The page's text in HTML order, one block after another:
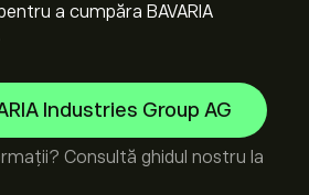
a cumpăra BAVARIA
Industries Group AG
Consultă ghidul nostru la